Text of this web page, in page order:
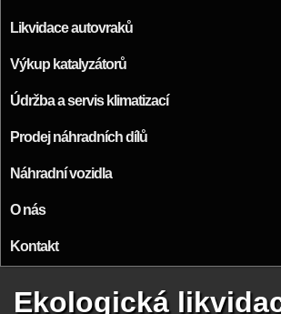
Likvidace autovraků
Výkup katalyzátorů
Údržba a servis klimatizací
Prodej náhradních dílů
Náhradní vozidla
O nás
Kontakt
Ekologická